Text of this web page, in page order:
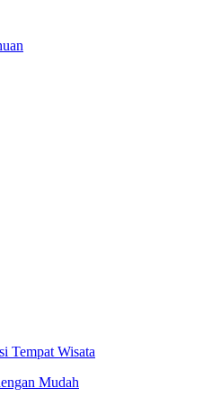
Tempat Wisata
Mudah